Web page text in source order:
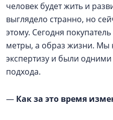
человек будет жить и
выглядело странно, но
этому. Сегодня
метры, а образ жизни.
экспертизу и были
подхода.
— Как за это время